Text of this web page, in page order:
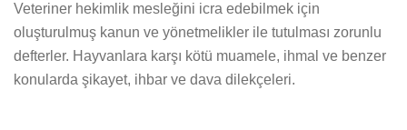
Veteriner hekimlik mesleğini icra edebilmek için
oluşturulmuş kanun ve yönetmelikler ile tutulması zorunlu
defterler. Hayvanlara karşı kötü muamele, ihmal ve benzer
konularda şikayet, ihbar ve dava dilekçeleri.